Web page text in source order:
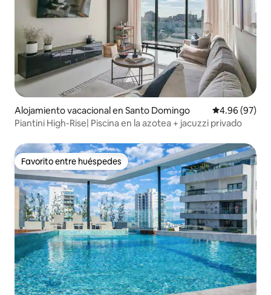
Alojamiento vacacional en Santo Domingo Calificación
4.96 (97)
Piantini High-Rise| Piscina en la azotea + jacuzzi privado
Favorito entre huéspedes
Favorito entre huéspedes